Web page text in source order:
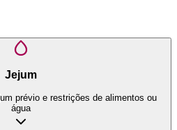
Jejum
prévio e restrições de alimentos ou
água